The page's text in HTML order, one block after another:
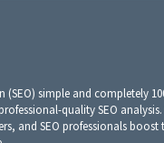
simple and completely
quality SEO analysis.
and SEO professionals boost